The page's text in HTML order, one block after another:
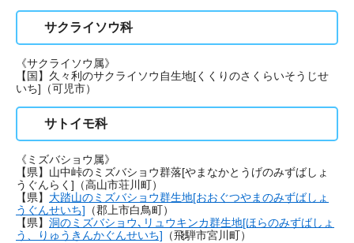
サクライソウ科
《サクライソウ属》
【国】久々利のサクライソウ自生地[くくりのさくらいそうじせ
いち]（可児市）
サトイモ科
《ミズバショウ属》
【県】山中峠のミズバショウ群落[やまなかとうげのみずばしょ
うぐんらく]（高山市荘川町）
【県】 大踏山のミズバショウ群生地[おおぐつやまのみずばしょ
うぐんせいち] （郡上市白鳥町）
【県】 洞のミズバショウ､リュウキンカ群生地[ほらのみずばしょ
う、りゅうきんかぐんせいち] （飛騨市宮川町）